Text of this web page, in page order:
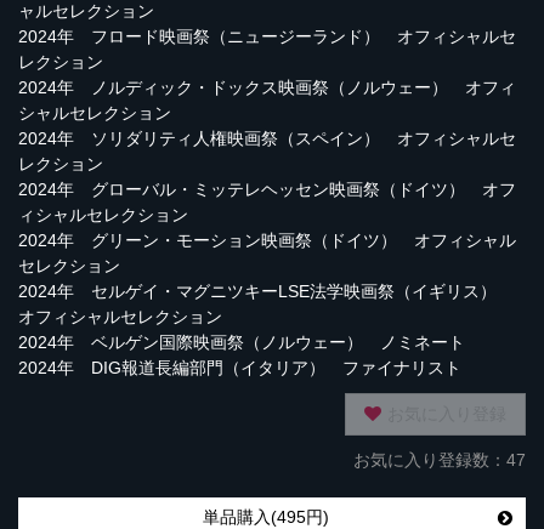
ャルセレクション
2024年 フロード映画祭（ニュージーランド） オフィシャルセ
レクション
2024年 ノルディック・ドックス映画祭（ノルウェー） オフィ
シャルセレクション
2024年 ソリダリティ人権映画祭（スペイン） オフィシャルセ
レクション
2024年 グローバル・ミッテレヘッセン映画祭（ドイツ） オフ
ィシャルセレクション
2024年 グリーン・モーション映画祭（ドイツ） オフィシャル
セレクション
2024年 セルゲイ・マグニツキーLSE法学映画祭（イギリス）
オフィシャルセレクション
2024年 ベルゲン国際映画祭（ノルウェー） ノミネート
2024年 DIG報道長編部門（イタリア） ファイナリスト
お気に入り登録数：47
単品購入(495円)